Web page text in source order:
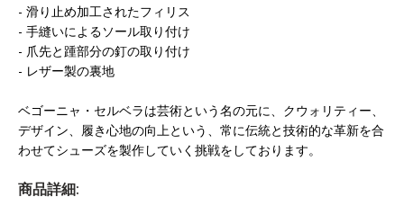
- 滑り止め加工されたフィリス
- 手縫いによるソール取り付け
- 爪先と踵部分の釘の取り付け
- レザー製の裏地
ベゴーニャ・セルベラは芸術という名の元に、クウォリティー、
デザイン、履き心地の向上という、常に伝統と技術的な革新を合
わせてシューズを製作していく挑戦をしております。
商品詳細: